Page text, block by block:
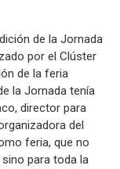
de la Jornada
por el Clúster
de la feria
la Jornada tenía
director para
del
feria, que no
para toda la